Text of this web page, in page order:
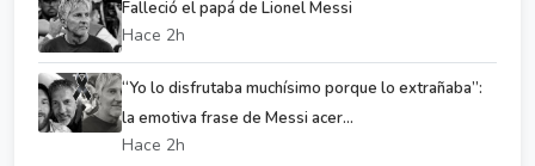
Falleció el papá de Lionel Messi
Hace 2h
“Yo lo disfrutaba muchísimo porque lo extrañaba”:
la emotiva frase de Messi acer...
Hace 2h